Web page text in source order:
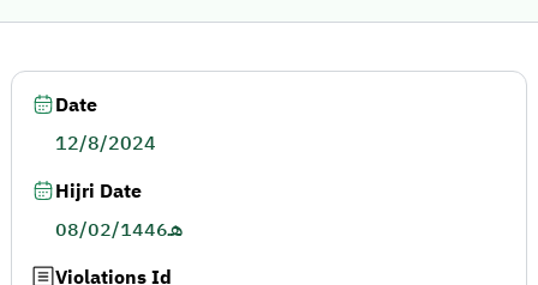
Date
12/8/2024
Hijri Date
08/02/1446هـ
Violations Id